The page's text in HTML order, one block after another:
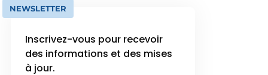
NEWSLETTER
Inscrivez-vous pour recevoir
des informations et des mises
à jour.